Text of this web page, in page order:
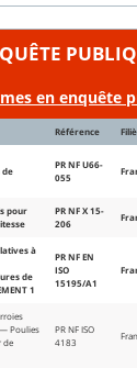
en enquête
Référence
de
PR NF U66-
055
pour
PR NF X 15-
206
à
de
1
PR NF EN
ISO
15195/A1
Poulies
de
PR NF ISO
4183